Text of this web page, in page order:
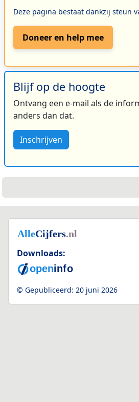
Deze pagina bestaat dankzij steun
Doneer en help mee
Blijf op de hoogte
Ontvang een e-mail als de
anders dan dat.
Inschrijven
Downloads:
© Gepubliceerd: 20 juni 2026